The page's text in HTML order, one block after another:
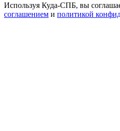
Используя Куда-СПБ, вы
соглашением и политикой